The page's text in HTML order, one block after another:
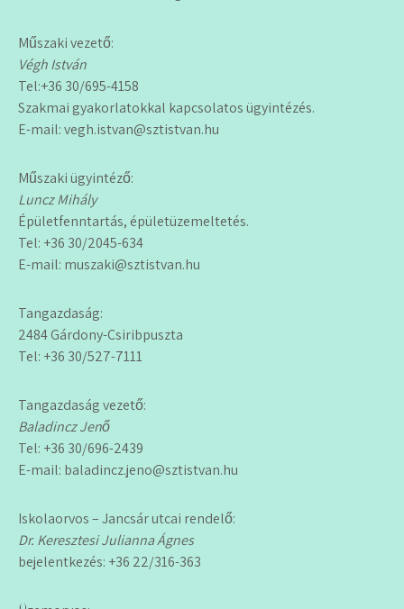
Műszaki vezető:
Végh István
Tel:+36 30/695-4158
Szakmai gyakorlatokkal kapcsolatos ügyintézés.
E-mail: vegh.istvan@sztistvan.hu
Műszaki ügyintéző:
Luncz Mihály
Épületfenntartás, épületüzemeltetés.
Tel: +36 30/2045-634
E-mail: muszaki@sztistvan.hu
Tangazdaság:
2484 Gárdony-Csiribpuszta
Tel: +36 30/527-7111
Tangazdaság vezető:
Baladincz Jenő
Tel: +36 30/696-2439
E-mail: baladincz.jeno@sztistvan.hu
Iskolaorvos – Jancsár utcai rendelő:
Dr. Keresztesi Julianna Ágnes
bejelentkezés: +36 22/316-363